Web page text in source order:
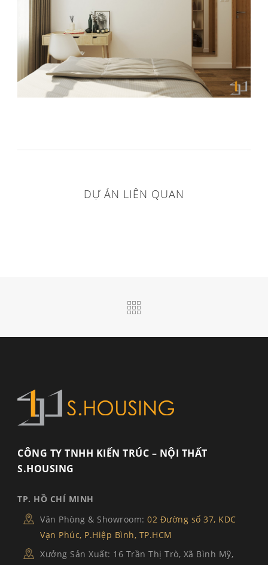
DỰ ÁN LIÊN QUAN
CÔNG TY TNHH KIẾN TRÚC – NỘI THẤT
S.HOUSING
TP. HỒ CHÍ MINH
Văn Phòng & Showroom: 02 Đường số 37, KDC
Vạn Phúc, P.Hiệp Bình, TP.HCM
Xưởng Sản Xuất: 16 Trần Thị Trò, Xã Bình Mỹ,